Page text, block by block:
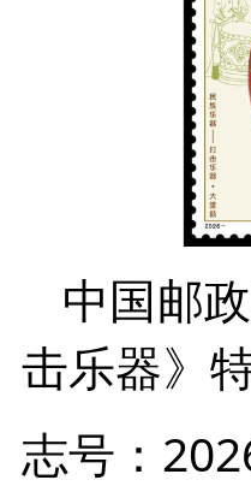
中国邮
击乐器》
志号：